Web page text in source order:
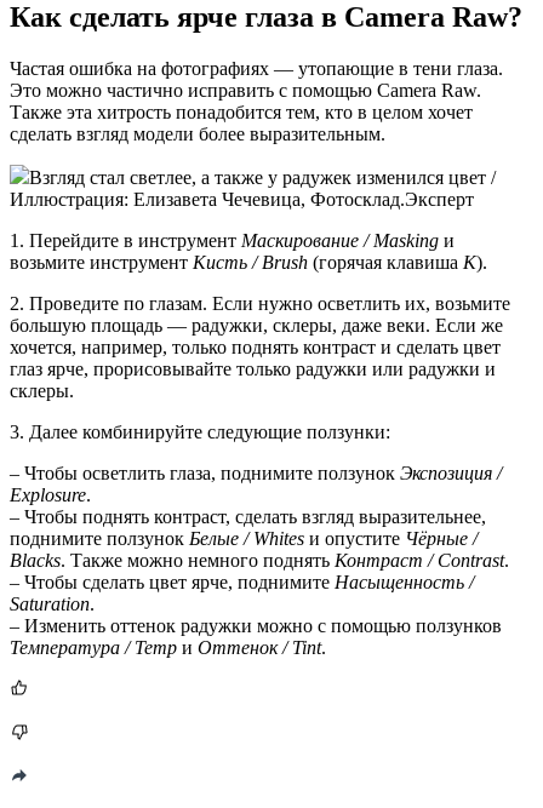
Как сделать ярче глаза в Camera Raw?
Частая ошибка на фотографиях — утопающие в тени глаза.
Это можно частично исправить с помощью Camera Raw.
Также эта хитрость понадобится тем, кто в целом хочет
сделать взгляд модели более выразительным.
Взгляд стал светлее, а также у радужек изменился цвет /
Иллюстрация: Елизавета Чечевица, Фотосклад.Эксперт
1. Перейдите в инструмент Маскирование / Masking и
возьмите инструмент Кисть / Brush (горячая клавиша K).
2. Проведите по глазам. Если нужно осветлить их, возьмите
большую площадь — радужки, склеры, даже веки. Если же
хочется, например, только поднять контраст и сделать цвет
глаз ярче, прорисовывайте только радужки или радужки и
склеры.
3. Далее комбинируйте следующие ползунки:
– Чтобы осветлить глаза, поднимите ползунок Экспозиция /
Explosure.
– Чтобы поднять контраст, сделать взгляд выразительнее,
поднимите ползунок Белые / Whites и опустите Чёрные /
Blacks. Также можно немного поднять Контраст / Contrast.
– Чтобы сделать цвет ярче, поднимите Насыщенность /
Saturation.
– Изменить оттенок радужки можно с помощью ползунков
Температура / Temp и Оттенок / Tint.